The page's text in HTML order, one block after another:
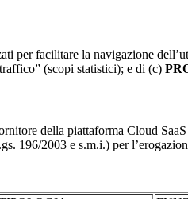
per facilitare la navigazione
(scopi statistici); e di (c)
della piattaforma Cloud
196/2003 e s.m.i.) per